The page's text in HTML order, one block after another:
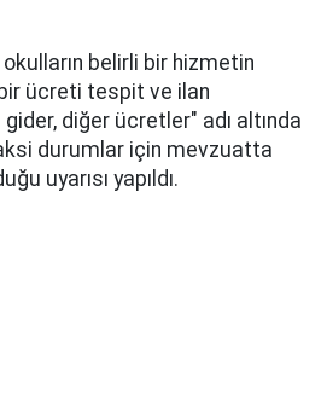
okulların belirli bir hizmetin
ücreti tespit ve ilan
diğer ücretler" adı altında
durumlar için mevzuatta
uyarısı yapıldı.